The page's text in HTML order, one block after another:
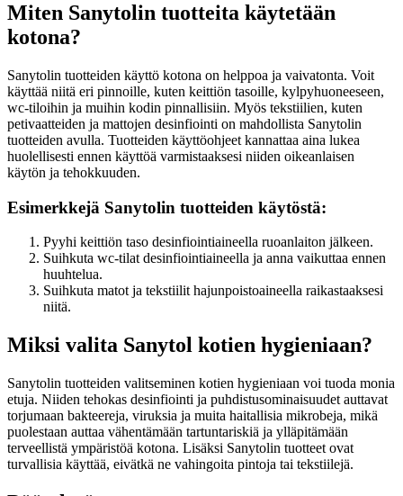
Miten Sanytolin tuotteita käytetään
kotona?
Sanytolin tuotteiden käyttö kotona on helppoa ja vaivatonta. Voit
käyttää niitä eri pinnoille, kuten keittiön tasoille, kylpyhuoneeseen,
wc-tiloihin ja muihin kodin pinnallisiin. Myös tekstiilien, kuten
petivaatteiden ja mattojen desinfiointi on mahdollista Sanytolin
tuotteiden avulla. Tuotteiden käyttöohjeet kannattaa aina lukea
huolellisesti ennen käyttöä varmistaaksesi niiden oikeanlaisen
käytön ja tehokkuuden.
Esimerkkejä Sanytolin tuotteiden käytöstä:
Pyyhi keittiön taso desinfiointiaineella ruoanlaiton jälkeen.
Suihkuta wc-tilat desinfiointiaineella ja anna vaikuttaa ennen
huuhtelua.
Suihkuta matot ja tekstiilit hajunpoistoaineella raikastaaksesi
niitä.
Miksi valita Sanytol kotien hygieniaan?
Sanytolin tuotteiden valitseminen kotien hygieniaan voi tuoda monia
etuja. Niiden tehokas desinfiointi ja puhdistusominaisuudet auttavat
torjumaan bakteereja, viruksia ja muita haitallisia mikrobeja, mikä
puolestaan auttaa vähentämään tartuntariskiä ja ylläpitämään
terveellistä ympäristöä kotona. Lisäksi Sanytolin tuotteet ovat
turvallisia käyttää, eivätkä ne vahingoita pintoja tai tekstiilejä.